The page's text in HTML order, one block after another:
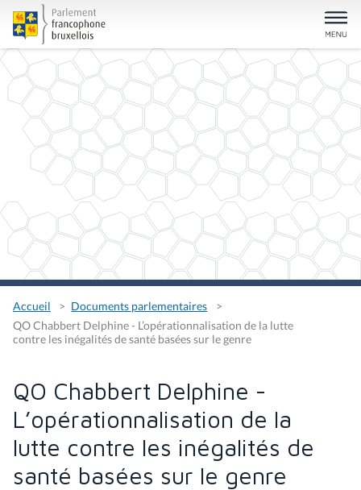
Accueil
Documents parlementaires
QO Chabbert Delphine - L’opérationnalisation de la lutte
contre les inégalités de santé basées sur le genre
QO Chabbert Delphine -
L’opérationnalisation de la
lutte contre les inégalités de
santé basées sur le genre